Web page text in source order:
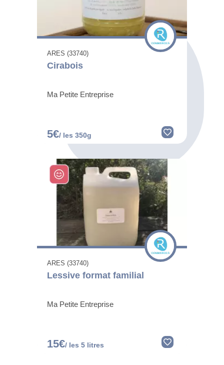
ARES (33740)
Cirabois
Ma Petite Entreprise
5€/ les 350g
ARES (33740)
Lessive format familial
Ma Petite Entreprise
15€/ les 5 litres